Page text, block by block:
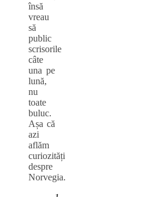
însă
vreau
să
public
scrisorile
câte
una pe
lună,
nu
toate
buluc.
Așa că
azi
aflăm
curiozități
despre
Norvegia.